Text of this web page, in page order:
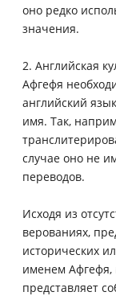
оно редко
значения.
2. Английская
Афгефя
английский
имя. Так,
случае оно не
переводов.
Исходя из
верованиях,
исторических
именем Афгефя,
представляет